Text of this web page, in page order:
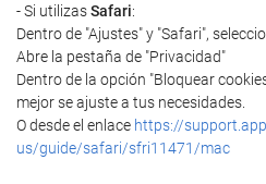
- Si utilizasSafari:
Dentro de "Ajustes" y "Safari",
Abre la pestaña de "Privacidad"
Dentro de la opción "Bloquear
mejor se ajuste a tus necesidades.
O desde el enlace https://
us/guide/safari/sfri11471/mac